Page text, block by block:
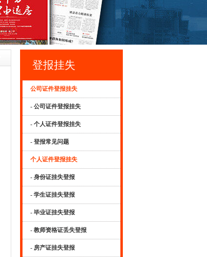
登报挂失
公司证件登报挂失
- 公司证件登报挂失
- 个人证件登报挂失
- 登报常见问题
个人证件登报挂失
- 身份证挂失登报
- 学生证挂失登报
- 毕业证挂失登报
- 教师资格证丢失登报
- 房产证挂失登报